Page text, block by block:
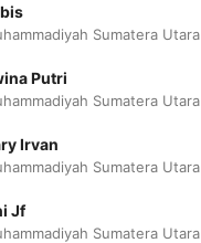
Sumatera Utara
Putri
Sumatera Utara
Irvan
Sumatera Utara
Jf
Sumatera Utara